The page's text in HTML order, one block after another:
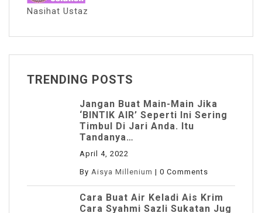
Nasihat Ustaz
TRENDING POSTS
Jangan Buat Main-Main Jika
‘BINTIK AIR’ Seperti Ini Sering
Timbul Di Jari Anda. Itu
Tandanya…
April 4, 2022
By Aisya Millenium | 0 Comments
Cara Buat Air Keladi Ais Krim
Cara Syahmi Sazli Sukatan Jug